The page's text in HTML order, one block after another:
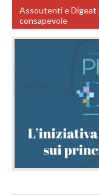
Assoutenti e Digeat
consapevole